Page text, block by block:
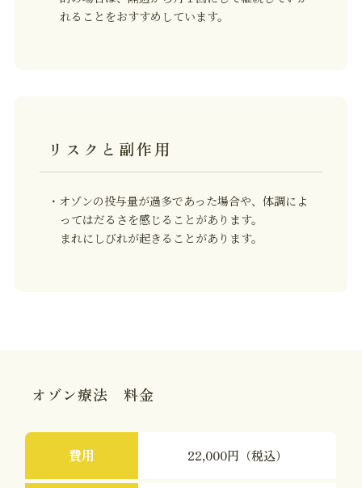
れることをおすすめしています。
リスクと副作用
・オゾンの投与量が過多であった場合や、体調によ
ってはだるさを感じることがあります。
まれにしびれが起きることがあります。
オゾン療法 料金
費用 22,000円（税込）